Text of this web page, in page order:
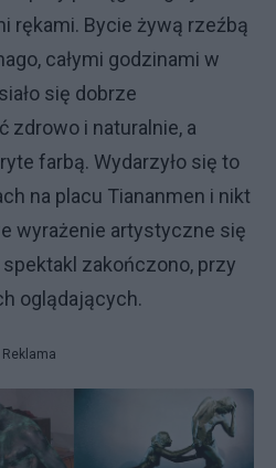
rękami. Bycie żywą rzeźbą
całymi godzinami w
się dobrze
zdrowo i naturalnie, a
farbą. Wydarzyło się to
na placu Tiananmen i nikt
wyrażenie artystyczne się
zakończono, przy
oglądających.
Reklama